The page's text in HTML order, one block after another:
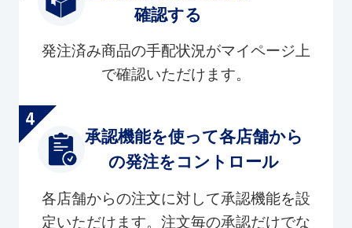
確認する
発注済み商品の手配状況がマイページ上
で確認いただけます。
承認機能を使って各店舗から
の発注をコントロール
各店舗からの注文に対して承認機能を設
定いただけます。注文毎の承認だけでな